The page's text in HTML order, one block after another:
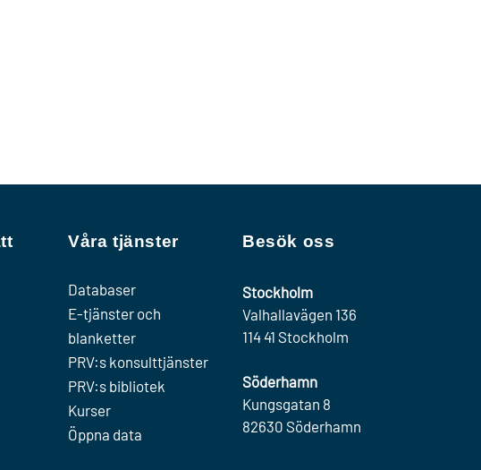
Våra tjänster
Databaser
E-tjänster och
blanketter
PRV:s konsulttjänster
PRV:s bibliotek
Kurser
Öppna data
Besök oss
Stockholm
Valhallavägen 136
114 41 Stockholm
Söderhamn
Kungsgatan 8
82630 Söderhamn